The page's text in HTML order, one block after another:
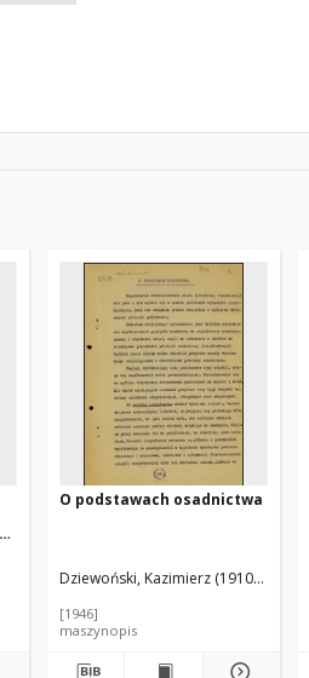
O podstawach osadnictwa
Dziewoński, Kazimierz (1910-1994)
[1946]
maszynopis